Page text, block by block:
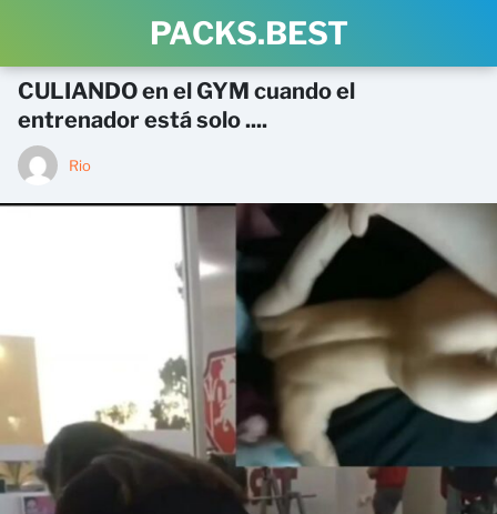
PACKS.BEST
CULIANDO en el GYM cuando el
entrenador está solo ....
Rio